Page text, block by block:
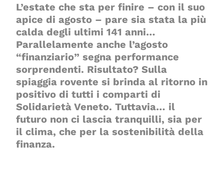
L’estate che sta per finire – con il suo
apice di agosto – pare sia stata la più
calda degli ultimi 141 anni…
Parallelamente anche l’agosto
“finanziario” segna performance
sorprendenti. Risultato? Sulla
spiaggia rovente si brinda al ritorno in
positivo di tutti i comparti di
Solidarietà Veneto. Tuttavia… il
futuro non ci lascia tranquilli, sia per
il clima, che per la sostenibilità della
finanza.